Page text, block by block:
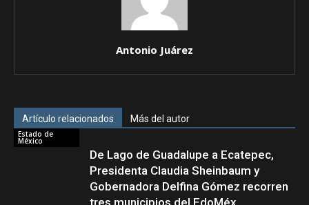
Antonio Juárez
Artículo relacionados Más del autor
Estado de
México
De Lago de Guadalupe a Ecatepec,
Presidenta Claudia Sheinbaum y
Gobernadora Delfina Gómez recorren
tres municipios del EdoMéx